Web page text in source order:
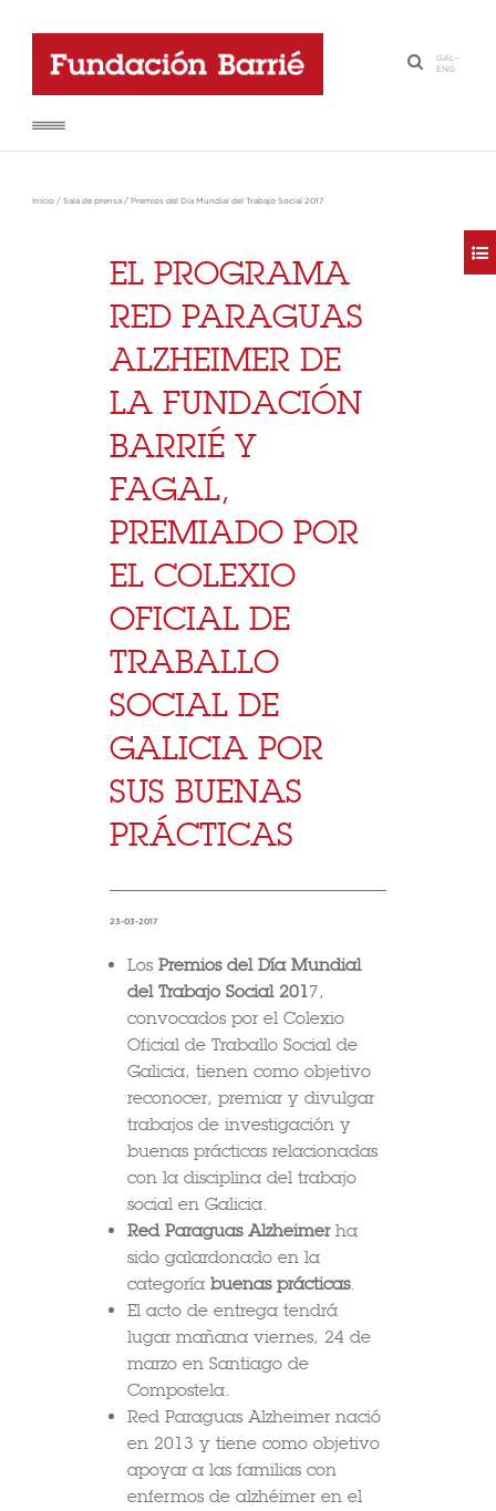
·
GAL-
ENG
Inicio / Sala de prensa / Premios del Día Mundial del Trabajo Social 2017
EL PROGRAMA
RED PARAGUAS
ALZHEIMER DE
LA FUNDACIÓN
BARRIÉ Y
FAGAL,
PREMIADO POR
EL COLEXIO
OFICIAL DE
TRABALLO
SOCIAL DE
GALICIA POR
SUS BUENAS
PRÁCTICAS
23-03-2017
LosPremios del Día Mundial
del Trabajo Social 2017,
convocados por el Colexio
Oficial de Traballo Social de
Galicia, tienen como objetivo
reconocer, premiar y divulgar
trabajos de investigación y
buenas prácticas relacionadas
con la disciplina del trabajo
social en Galicia.
Red Paraguas Alzheimerha
sido galardonado en la
categoríabuenas prácticas.
El acto de entrega tendrá
lugar mañana viernes, 24 de
marzo en Santiago de
Compostela.
Red Paraguas Alzheimer nació
en 2013 y tiene como objetivo
apoyar a las familias con
enfermos de alzhéimer en el